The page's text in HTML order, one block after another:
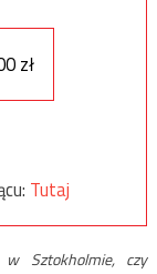
zł
Tutaj
Sztokholmie, czy